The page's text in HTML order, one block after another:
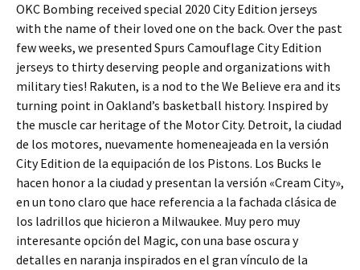
OKC Bombing received special 2020 City Edition jerseys
with the name of their loved one on the back. Over the past
few weeks, we presented Spurs Camouflage City Edition
jerseys to thirty deserving people and organizations with
military ties! Rakuten, is a nod to the We Believe era and its
turning point in Oakland’s basketball history. Inspired by
the muscle car heritage of the Motor City. Detroit, la ciudad
de los motores, nuevamente homeneajeada en la versión
City Edition de la equipación de los Pistons. Los Bucks le
hacen honor a la ciudad y presentan la versión «Cream City»,
en un tono claro que hace referencia a la fachada clásica de
los ladrillos que hicieron a Milwaukee. Muy pero muy
interesante opción del Magic, con una base oscura y
detalles en naranja inspirados en el gran vínculo de la